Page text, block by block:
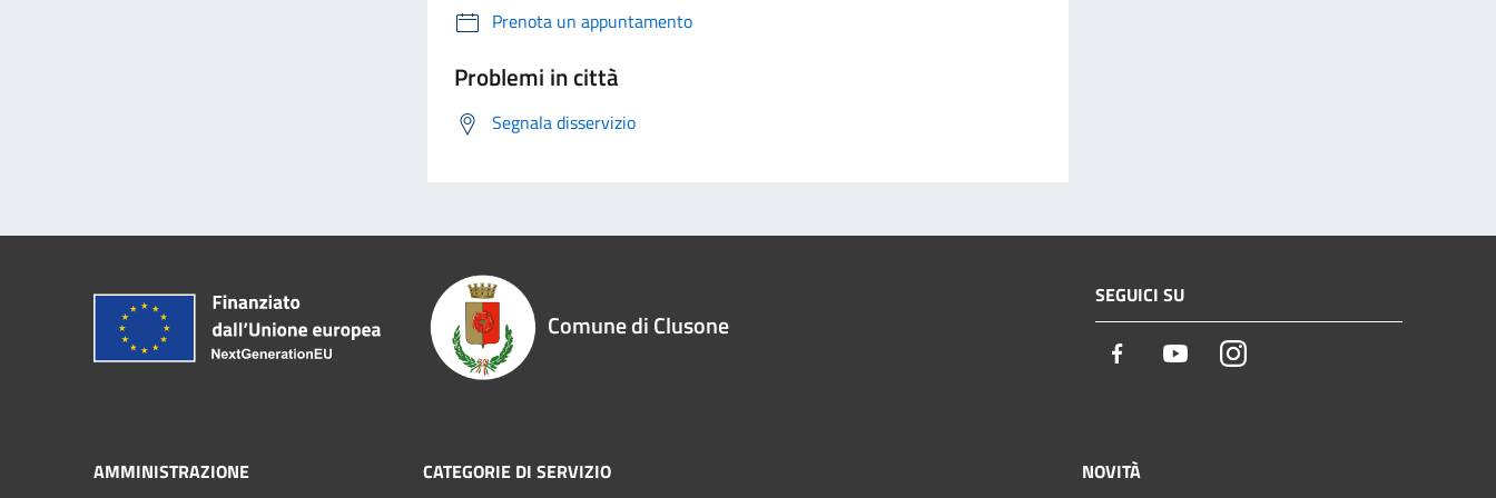
Prenota un appuntamento
Problemi in città
Segnala disservizio
Comune di Clusone
SEGUICI SU
Facebook YoutubeInstagram
AMMINISTRAZIONE CATEGORIE DI SERVIZIO NOVITÀ